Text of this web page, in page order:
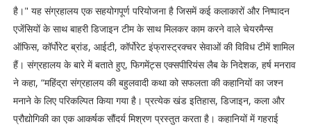
है।" यह संग्रहालय एक सहयोगपूर्ण परियोजना है जिसमें कई कलाकारों और निष्पादन
एजेंसियों के साथ बाहरी डिजाइन टीम के साथ मिलकर काम करने वाले चेयरमैन्स
ऑफिस, कॉर्पोरेट ब्रांड, आईटी, कॉर्पोरेट इंफ्रास्ट्रक्चर सेवाओं की विविध टीमें शामिल
हैं। संग्रहालय के बारे में बताते हुए, फिगमेंट्स एक्सपीरियंस लैब के निदेशक, हर्ष मनराव
ने कहा, “महिंद्रा संग्रहालय की बहुलवादी कथा को सफलता की कहानियों का जश्न
मनाने के लिए परिकल्पित किया गया है। प्रत्येक खंड इतिहास, डिजाइन, कला और
प्रौद्योगिकी का एक आकर्षक सौंदर्य मिश्रण प्रस्तुत करता है। कहानियों में गहराई